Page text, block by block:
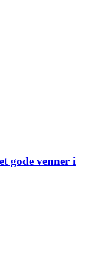
gode venner i